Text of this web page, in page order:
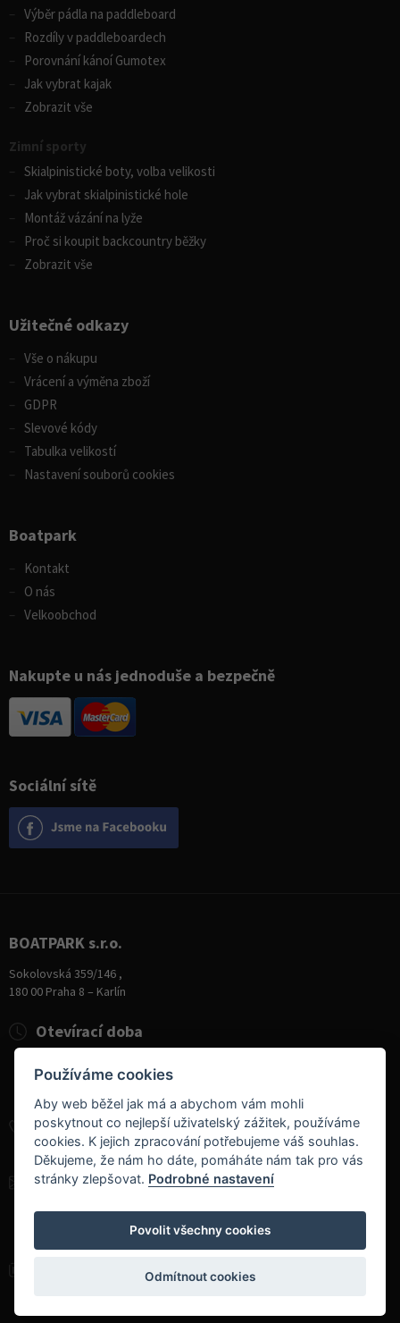
Sociální sítě
Výběr pádla na paddleboard
Rozdíly v paddleboardech
Porovnání kánoí Gumotex
Jak vybrat kajak
Zobrazit vše
Zimní sporty
Skialpinistické boty, volba velikosti
Jak vybrat skialpinistické hole
Montáž vázání na lyže
Proč si koupit backcountry běžky
Zobrazit vše
Užitečné odkazy
Vše o nákupu
Vrácení a výměna zboží
GDPR
Slevové kódy
Tabulka velikostí
Nastavení souborů cookies
Boatpark
Kontakt
O nás
Velkoobchod
Nakupte u nás jednoduše a bezpečně
BOATPARK s.r.o.
Sokolovská 359/146 ,
180 00 Praha 8 – Karlín
+420 284 826 787
+420 604 728 042
info@boatpark.cz
Otevírací doba
Úterý - Pátek
10:00 - 19:00
Sobota
9:00 - 14:00
Používáme cookies
Aby web běžel jak má a abychom vám mohli
poskytnout co nejlepší uživatelský zážitek, používáme
cookies. K jejich zpracování potřebujeme váš souhlas.
Děkujeme, že nám ho dáte, pomáháte nám tak pro vás
stránky zlepšovat. Podrobné nastavení
Povolit všechny cookies
Odmítnout cookies